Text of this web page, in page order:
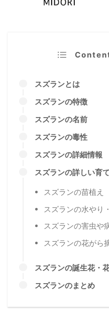
スズランとは
スズランの特徴
スズランの名前
スズランの毒性
スズランの詳細情報
スズランの詳しい育
スズランの苗植え
スズランの水やり
スズランの害虫や
スズランの花がら
スズランの誕生花・
スズランのまとめ